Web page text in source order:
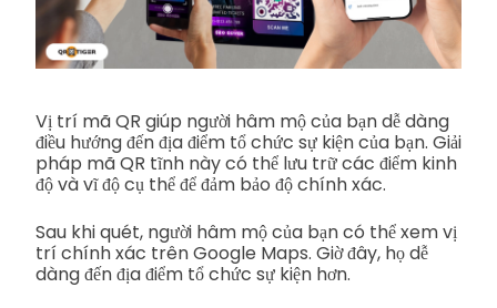
Vị trí mã QR giúp người hâm mộ của bạn dễ dàng
điều hướng đến địa điểm tổ chức sự kiện của bạn. Giải
pháp mã QR tĩnh này có thể lưu trữ các điểm kinh
độ và vĩ độ cụ thể để đảm bảo độ chính xác.
Sau khi quét, người hâm mộ của bạn có thể xem vị
trí chính xác trên Google Maps. Giờ đây, họ dễ
dàng đến địa điểm tổ chức sự kiện hơn.